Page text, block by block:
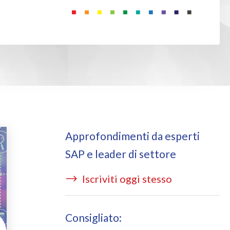
Approfondimenti da esperti
SAP e leader di settore
Iscriviti oggi stesso
Consigliato: